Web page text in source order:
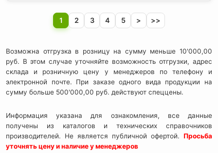
1 2 3 4 5 > >>
Возможна отгрузка в розницу на сумму меньше 10'000,00
руб. В этом случае уточняйте возможность отгрузки, адрес
склада и розничную цену у менеджеров по телефону и
электронной почте. При заказе одного вида продукции на
сумму больше 500'000,00 руб. действуют спеццены.
Информация указана для ознакомления, все данные
получены из каталогов и технических справочников
производителей. Не является публичной офертой. Просьба
уточнять цену и наличие у менеджеров